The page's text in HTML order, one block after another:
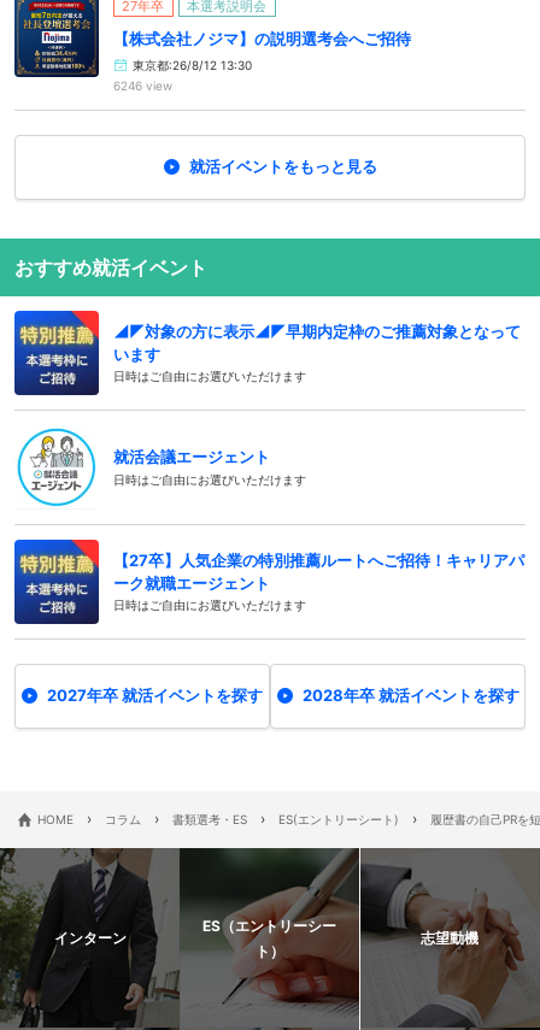
27年卒 本選考説明会
【株式会社ノジマ】の説明選考会へご招待
東京都:26/8/12 13:30
6246 view
就活イベントをもっと見る
おすすめ就活イベント
◢◤対象の方に表示◢◤早期内定枠のご推薦対象となって
います
日時はご自由にお選びいただけます
就活会議エージェント
日時はご自由にお選びいただけます
【27卒】人気企業の特別推薦ルートへご招待！キャリアパ
ーク就職エージェント
日時はご自由にお選びいただけます
2027年卒 就活イベントを探す 2028年卒 就活イベントを探す
HOME › コラム › 書類選考・ES › ES(エントリーシート) › 履歴書の自己PRを
インターン
ES（エントリーシー
ト）
志望動機